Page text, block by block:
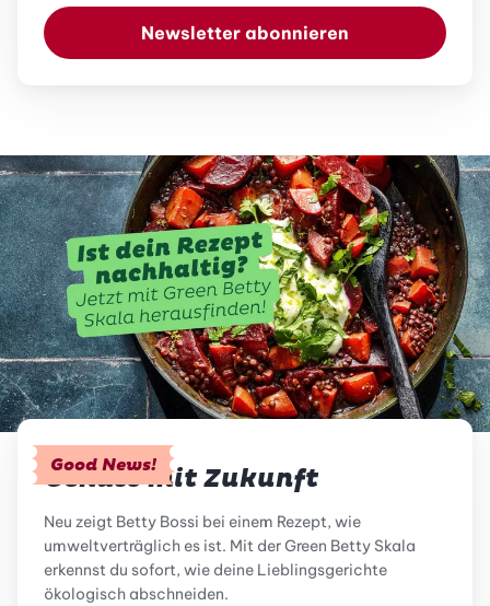
Newsletter abonnieren
Good News!
Genuss mit Zukunft
Neu zeigt Betty Bossi bei einem Rezept, wie
umweltverträglich es ist. Mit der Green Betty Skala
erkennst du sofort, wie deine Lieblingsgerichte
ökologisch abschneiden.